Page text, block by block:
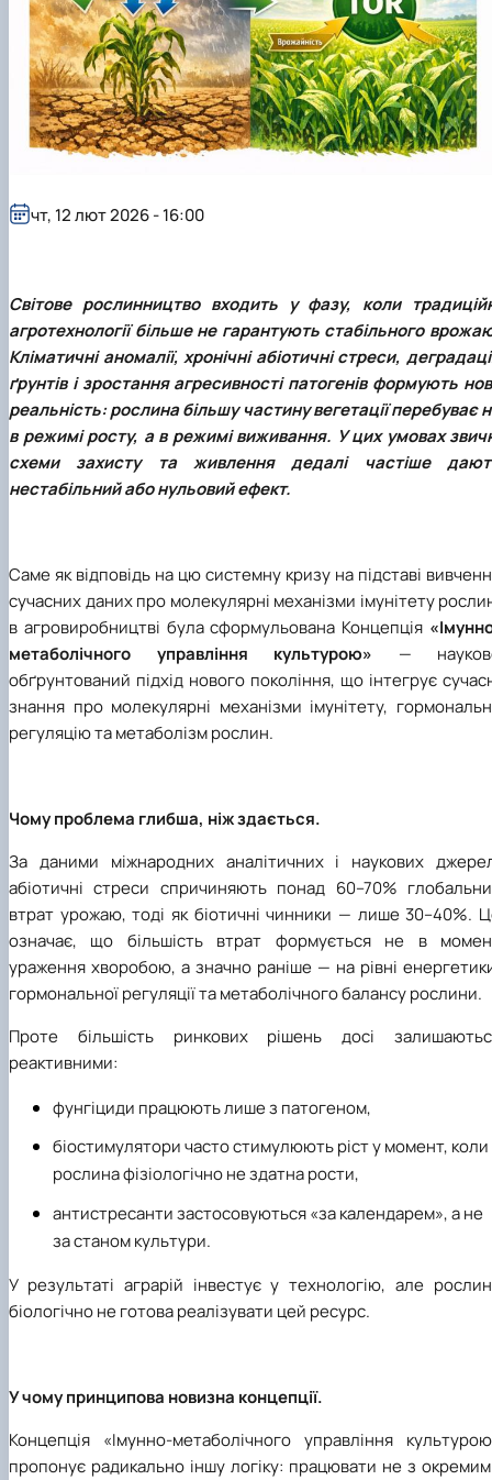
Світове рослинництво входить у фазу, коли
агротехнології більше не гарантують стабільного
Кліматичні аномалії, хронічні абіотичні стреси,
ґрунтів і зростання агресивності патогенів формують
реальність: рослина більшу частину вегетації перебуває
в режимі росту, а в режимі виживання. У цих умовах
схеми захисту та живлення дедалі частіше
нестабільний або нульовий ефект.
Саме як відповідь на цю системну кризу на підставі
сучасних даних про молекулярні механізми імунітету
в агровиробництві була сформульована Концепція
метаболічного управління культурою» —
обґрунтований підхід нового покоління, що інтегрує
знання про молекулярні механізми імунітету,
регуляцію та метаболізм рослин.
Чому проблема глибша, ніж здається.
За даними міжнародних аналітичних і наукових
абіотичні стреси спричиняють понад 60–70%
втрат урожаю, тоді як біотичні чинники — лише 30–40%.
означає, що більшість втрат формується не в
ураження хворобою, а значно раніше — на рівні
гормональної регуляції та метаболічного балансу рослини.
Проте більшість ринкових рішень досі
реактивними:
фунгіциди працюють лише з патогеном,
біостимулятори часто стимулюють ріст у момент, коли
рослина фізіологічно не здатна рости,
антистресанти застосовуються «за календарем», а не
за станом культури.
У результаті аграрій інвестує у технологію, але
біологічно не готова реалізувати цей ресурс.
У чому принципова новизна концепції.
Концепція «Імунно-метаболічного управління
пропонує радикально іншу логіку: працювати не з
чт, 12 лют 2026 - 16:00